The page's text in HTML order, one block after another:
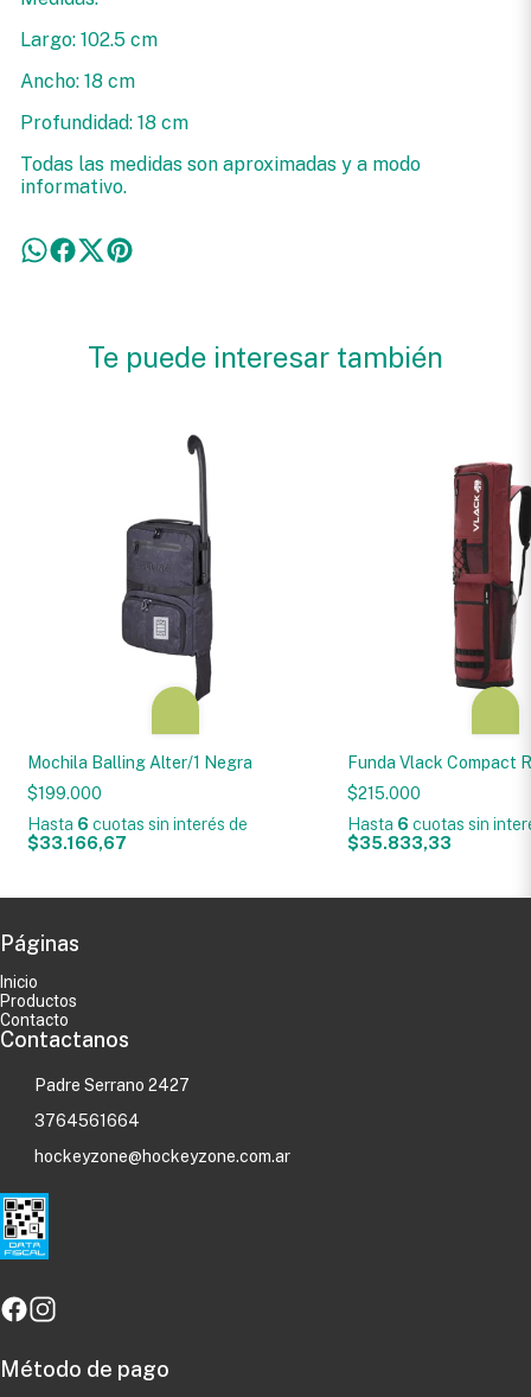
Largo: 102.5 cm
Ancho: 18 cm
Profundidad: 18 cm
Todas las medidas son aproximadas y a modo
informativo.
Te puede interesar también
Mochila Balling Alter/1 Negra
$199.000
Hasta 6 cuotas sin interés de
$33.166,67
Funda Vlack Compact
$215.000
Hasta 6 cuotas sin
$35.833,33
Páginas
Inicio
Productos
Contacto
Contactanos
Padre Serrano 2427
3764561664
hockeyzone@hockeyzone.com.ar
Método de pago